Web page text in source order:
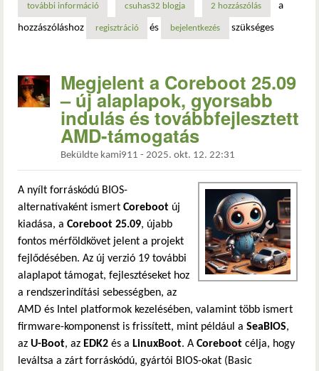
további információa linux mint 22.2 cinnamon telepítése oem módban
csuhas32 blogja 2 hozzászólás a
hozzászóláshoz regisztráció és bejelentkezés szükséges
Megjelent a Coreboot 25.09
– új alaplapok, gyorsabb
indulás és továbbfejlesztett
AMD-támogatás
Beküldte kami911 - 2025. okt. 12. 22:31
A nyílt forráskódú BIOS-
alternatívaként ismert Coreboot új
kiadása, a Coreboot 25.09, újabb
fontos mérföldkövet jelent a projekt
fejlődésében. Az új verzió 19 további
alaplapot támogat, fejlesztéseket hoz
a rendszerindítási sebességben, az
AMD és Intel platformok kezelésében, valamint több ismert
firmware-komponenst is frissített, mint például a SeaBIOS,
az U-Boot, az EDK2 és a LinuxBoot. A Coreboot célja, hogy
leváltsa a zárt forráskódú, gyártói BIOS-okat (Basic